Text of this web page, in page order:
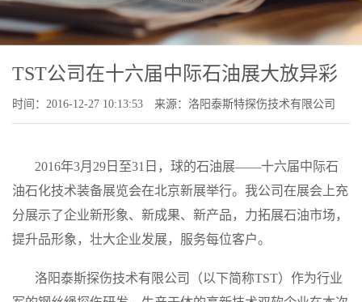
TST公司在十六届中际石油展大放异彩
时间：2016-12-27 10:13:53 来源：洛阳泰斯特探伤技术有限公司
2016年3月 29 日至31 日，球的石油展——十六届中际石
油石化技术装备展览会在北京新展举行。我公司在展会上充
分展示了企业新形象、新成果、新产品，力拓展石油市场，
提升品形象，壮大企业发展，服务每位客户。
洛阳泰斯探伤技术有限公司（以下简称TST）作为行业